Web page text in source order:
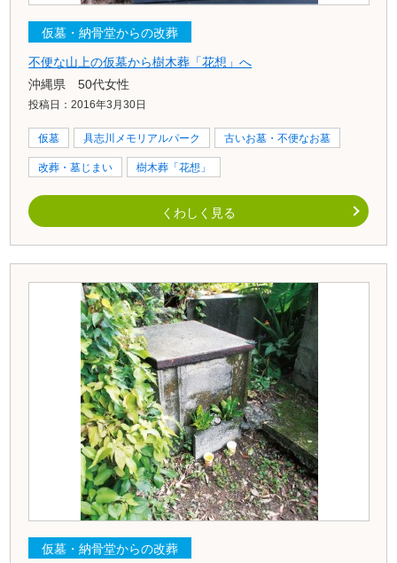
仮墓・納骨堂からの改葬
不便な山上の仮墓から樹木葬「花想」へ
沖縄県 50代女性
投稿日：2016年3月30日
仮墓 具志川メモリアルパーク 古いお墓・不便なお墓
改葬・墓じまい 樹木葬「花想」
くわしく見る
仮墓・納骨堂からの改葬